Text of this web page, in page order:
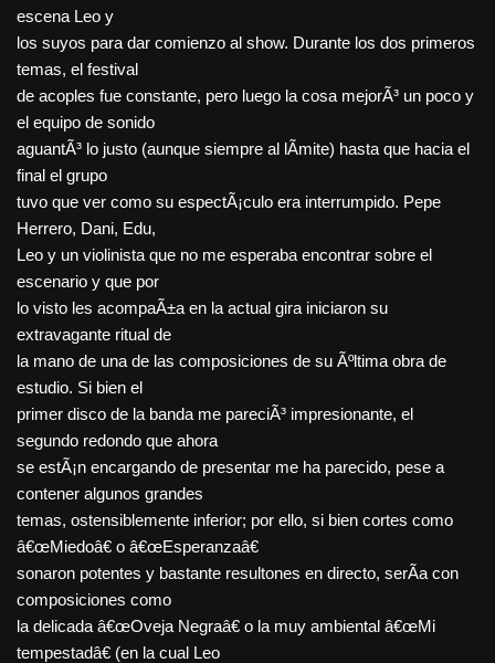
escena Leo y
los suyos para dar comienzo al show. Durante los dos primeros
temas, el festival
de acoples fue constante, pero luego la cosa mejorÃ³ un poco y
el equipo de sonido
aguantÃ³ lo justo (aunque siempre al lÃ­mite) hasta que hacia el
final el grupo
tuvo que ver como su espectÃ¡culo era interrumpido. Pepe
Herrero, Dani, Edu,
Leo y un violinista que no me esperaba encontrar sobre el
escenario y que por
lo visto les acompaÃ±a en la actual gira iniciaron su
extravagante ritual de
la mano de una de las composiciones de su Ãºltima obra de
estudio. Si bien el
primer disco de la banda me pareciÃ³ impresionante, el
segundo redondo que ahora
se estÃ¡n encargando de presentar me ha parecido, pese a
contener algunos grandes
temas, ostensiblemente inferior; por ello, si bien cortes como
â€œMiedoâ€ o â€œEsperanzaâ€
sonaron potentes y bastante resultones en directo, serÃ­a con
composiciones como
la delicada â€œOveja Negraâ€ o la muy ambiental â€œMi
tempestadâ€ (en la cual Leo